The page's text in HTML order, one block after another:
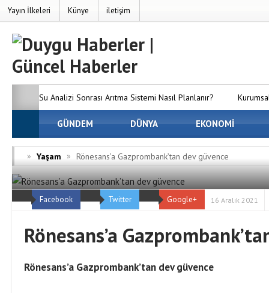
Yayın İlkeleri Künye iletişim
Su Analizi Sonrası Arıtma Sistemi Nasıl Planlanır?
SEO’nun Önemi Neden Artıyor? MC Server Kirala
Firmaları Osmaniye Evden Eve Nakliyat — Osmaniye’de
ve Hasarsız Taşıyoruz
GÜNDEM DÜNYA EKONOMİ
» Yaşam » Rönesans’a Gazprombank’tan dev güvence
Facebook Twitter Google+ 16 Aralık 2021
Rönesans’a
Rönesans’a Gazprombank’tan dev güvence